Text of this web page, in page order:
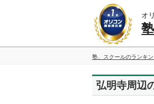
オ
塾、スクールのランキ
弘明寺周辺